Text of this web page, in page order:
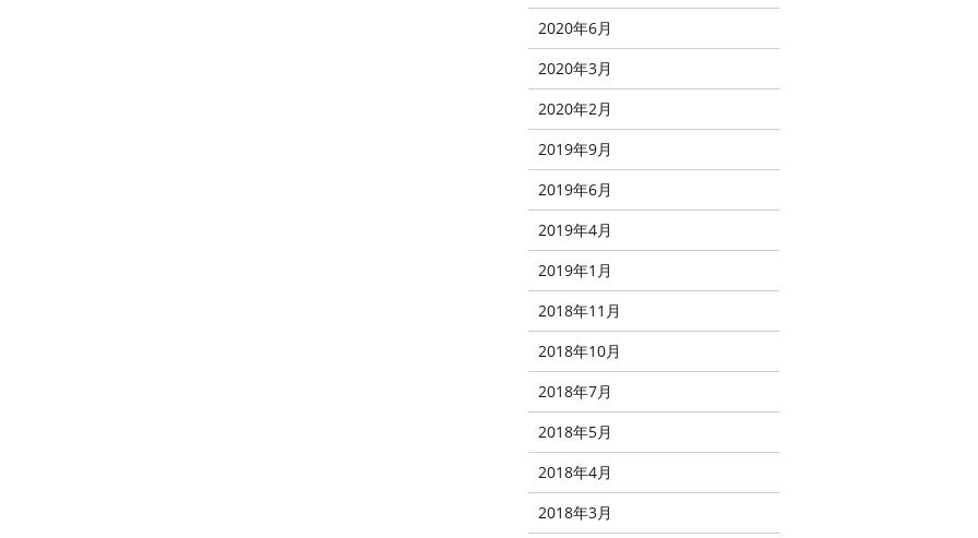
2020年6月
2020年3月
2020年2月
2019年9月
2019年6月
2019年4月
2019年1月
2018年11月
2018年10月
2018年7月
2018年5月
2018年4月
2018年3月